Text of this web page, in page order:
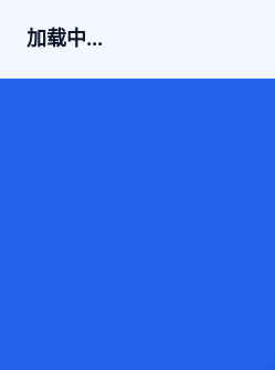
加载中...